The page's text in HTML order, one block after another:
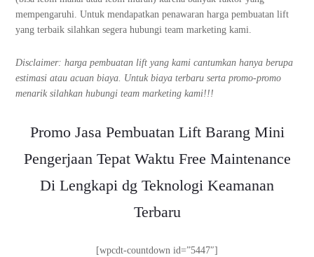
mempengaruhi. Untuk mendapatkan penawaran harga pembuatan lift
yang terbaik silahkan segera hubungi team marketing kami.
Disclaimer: harga pembuatan lift yang kami cantumkan hanya berupa
estimasi atau acuan biaya. Untuk biaya terbaru serta promo-promo
menarik silahkan hubungi team marketing kami!!!
Promo Jasa Pembuatan Lift Barang Mini
Pengerjaan Tepat Waktu Free Maintenance
Di Lengkapi dg Teknologi Keamanan
Terbaru
[wpcdt-countdown id=”5447″]